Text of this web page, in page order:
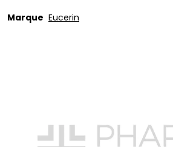
Marque Eucerin